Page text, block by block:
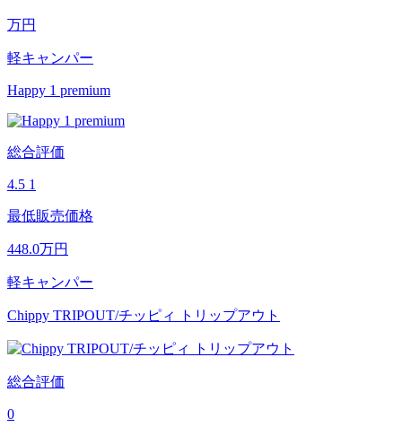
万円
軽キャンパー
Happy 1 premium
総合評価
4.5 1
最低販売価格
448.0万円
軽キャンパー
Chippy TRIPOUT/チッピィ トリップアウト
総合評価
0